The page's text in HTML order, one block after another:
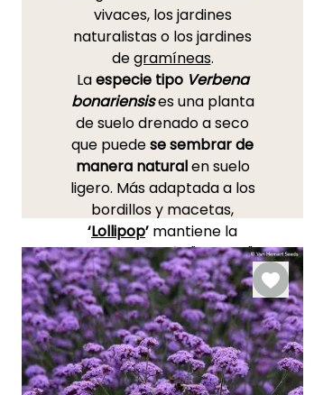
vivaces, los jardines
naturalistas o los jardines
degramíneas.
Laespecie tipo Verbena
bonariensises una planta
de suelo drenado a seco
que puedese sembrar de
manera naturalen suelo
ligero. Más adaptada a los
bordillos y macetas,
‘Lollipop’ mantiene la
misma floración "nubosa"
en un formato más
compacto.‘Cloud’,
rechoncha y
especialmente florífera, es
perfecta para las
jardineras.‘Vanity’forma